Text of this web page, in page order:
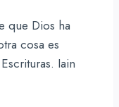
que Dios ha
cosa es
Iain